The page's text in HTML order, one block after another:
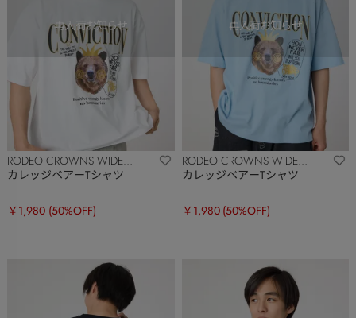
RODEO CROWNS WIDE
BOWL
カレッジベアーTシャツ
￥1,980 (50%OFF)
RODEO CROWNS WIDE
BOWL
カレッジベアーTシャツ
￥1,980 (50%OFF)